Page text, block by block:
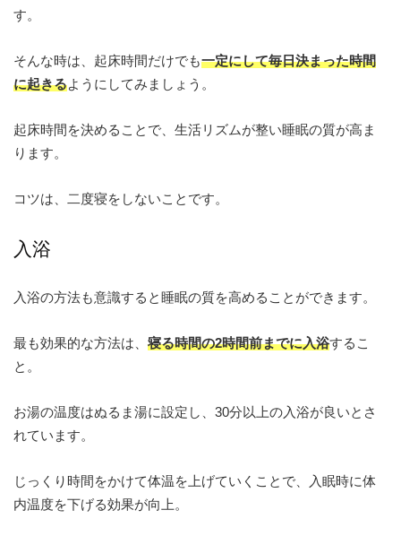
す。
そんな時は、起床時間だけでも一定にして毎日決まった時間
に起きるようにしてみましょう。
起床時間を決めることで、生活リズムが整い睡眠の質が高ま
ります。
コツは、二度寝をしないことです。
入浴
入浴の方法も意識すると睡眠の質を高めることができます。
最も効果的な方法は、 寝る時間の2時間前までに入浴するこ
と。
お湯の温度はぬるま湯に設定し、30分以上の入浴が良いとさ
れています。
じっくり時間をかけて体温を上げていくことで、入眠時に体
内温度を下げる効果が向上。